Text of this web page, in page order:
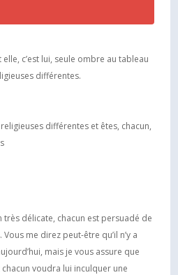
elle, c’est lui, seule ombre au tableau
différentes.
différentes et êtes, chacun,
très délicate, chacun est persuadé de
me direz peut-être qu’il n’y a
mais je vous assure que
voudra lui inculquer une